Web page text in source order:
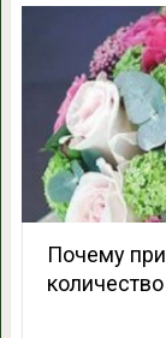
Почему